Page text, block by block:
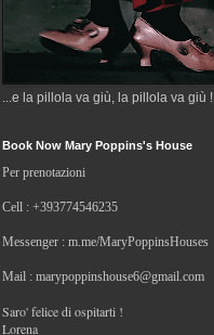
...e la pillola va giù, la pillola va giù !
Book Now Mary Poppins's House
Per prenotazioni
Cell : +393774546235
Messenger : m.me/MaryPoppinsHouses
Mail : marypoppinshouse6@gmail.com
Saro' felice di ospitarti !
Lorena